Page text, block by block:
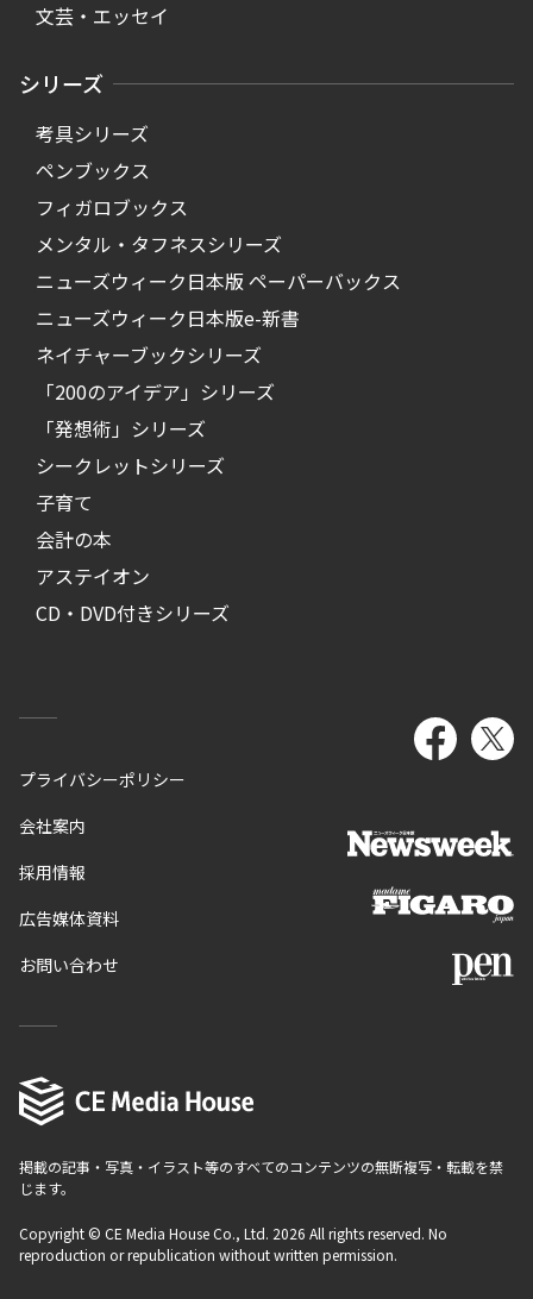
文芸・エッセイ
シリーズ
考具シリーズ
ペンブックス
フィガロブックス
メンタル・タフネスシリーズ
ニューズウィーク日本版 ペーパーバックス
ニューズウィーク日本版e-新書
ネイチャーブックシリーズ
「200のアイデア」シリーズ
「発想術」シリーズ
シークレットシリーズ
子育て
会計の本
アステイオン
CD・DVD付きシリーズ
プライバシーポリシー
会社案内
採用情報
広告媒体資料
お問い合わせ
掲載の記事・写真・イラスト等のすべてのコンテンツの無断複写・転載を禁
じます。
Copyright © CE Media House Co., Ltd. 2026 All rights reserved. No
reproduction or republication without written permission.